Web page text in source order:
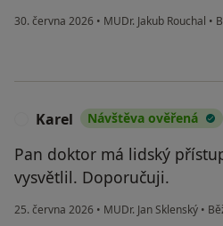
30. června 2026 • MUDr. Jakub Rouchal •
Karel Návštěva ověřená
Pan doktor má lidský
vysvětlil. Doporučuji.
25. června 2026 • MUDr. Jan Sklenský •